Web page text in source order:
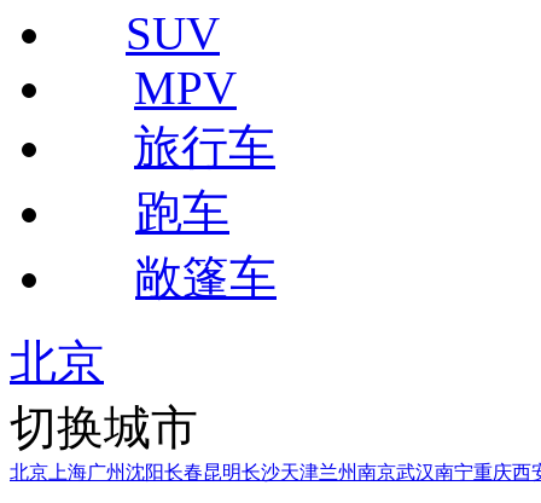
SUV
MPV
旅行车
跑车
敞篷车
北京
切换城市
北京 上海广州沈阳长春昆明长沙天津兰州南京武汉南宁重庆西